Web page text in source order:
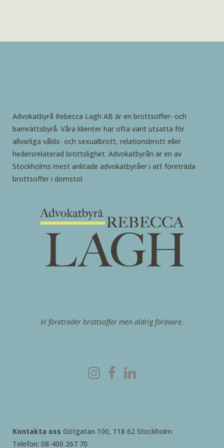
Advokatbyrå Rebecca Lagh AB är en brottsoffer- och
barnrättsbyrå. Våra klienter har ofta varit utsatta för
allvarliga vålds- och sexualbrott, relationsbrott eller
hedersrelaterad brottslighet. Advokatbyrån är en av
Stockholms mest anlitade advokatbyråer i att företräda
brottsoffer i domstol.
Vi företräder brottsoffer men aldrig förövare.
Kontakta oss Götgatan 100, 118 62 Stockholm
Telefon: 08-400 267 70